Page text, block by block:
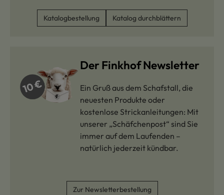
Katalogbestellung Katalog durchblättern
Der Finkhof Newsletter
Ein Gruß aus dem Schafstall, die
neuesten Produkte oder
kostenlose Strickanleitungen: Mit
unserer „Schäfchenpost“ sind Sie
immer auf dem Laufenden –
natürlich jederzeit kündbar.
Zur Newsletterbestellung